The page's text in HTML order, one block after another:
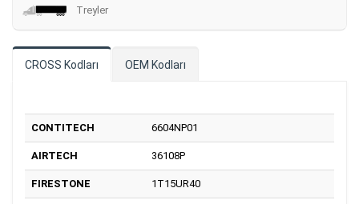
Treyler
CROSS Kodları OEM Kodları
CONTITECH 6604NP01
AIRTECH 36108P
FIRESTONE 1T15UR40